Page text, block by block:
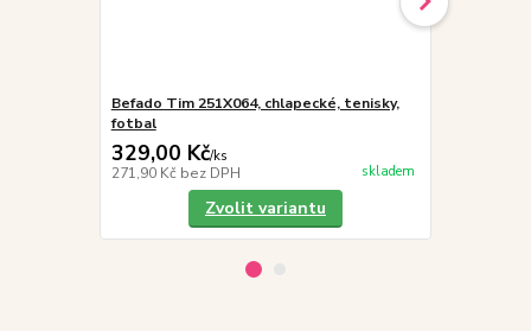
Befado Tim 251X064, chlapecké, tenisky,
fotbal
329,00 Kč/ks
271,90 Kč bez DPH skladem
Zvolit variantu